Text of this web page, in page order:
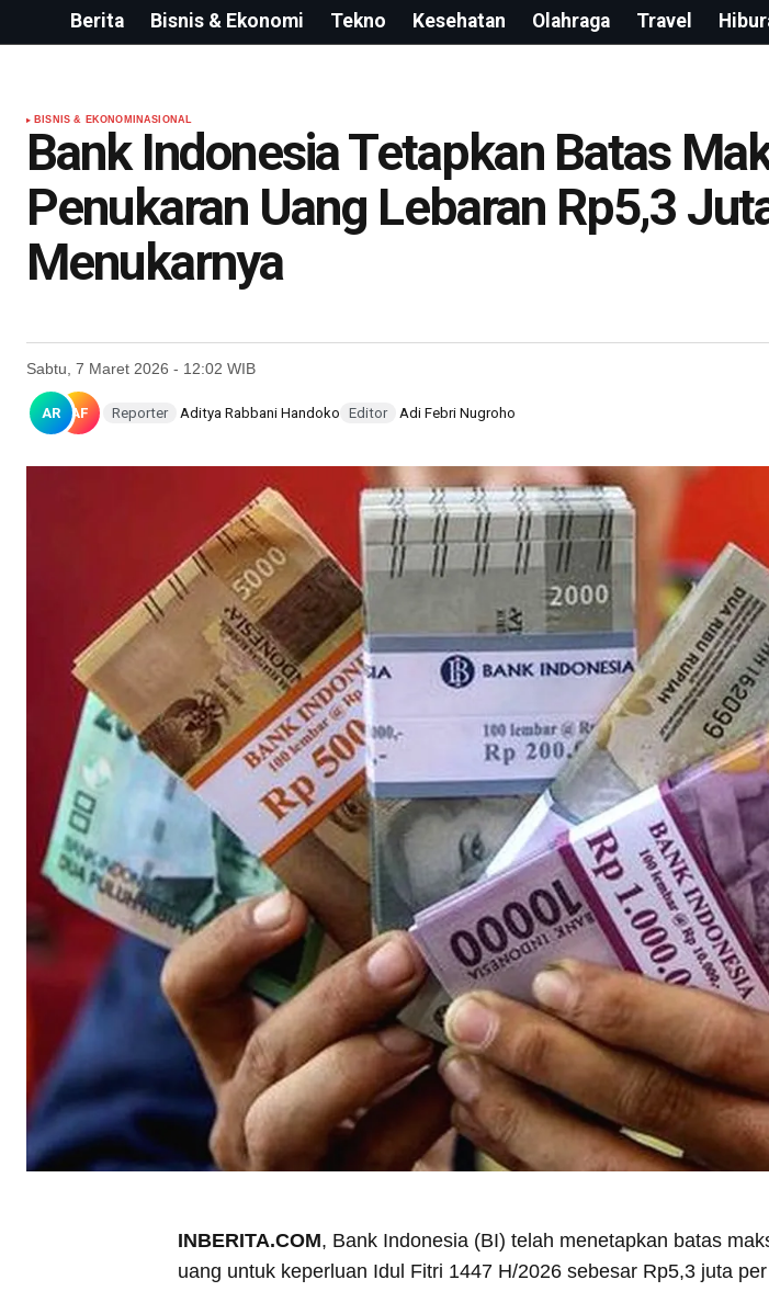
Berita Bisnis & Ekonomi Tekno Kesehatan Olahraga Travel
BISNIS & EKONOMI NASIONAL
Bank Indonesia Tetapkan Batas
Penukaran Uang Lebaran Rp5,3
Menukarnya
Sabtu, 7 Maret 2026 - 12:02 WIB
AR AF Reporter Aditya Rabbani Handoko Editor Adi Febri Nugroho
INBERITA.COM, Bank Indonesia (BI) telah menetapkan batas
uang untuk keperluan Idul Fitri 1447 H/2026 sebesar Rp5,3 juta